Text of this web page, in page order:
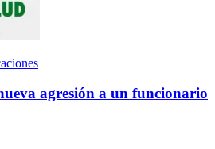
agresión a un funcionario